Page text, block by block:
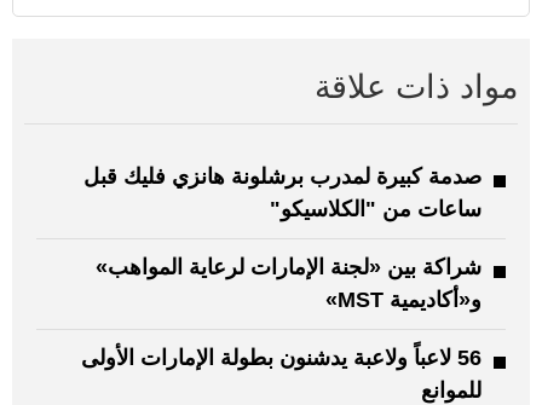
مواد ذات علاقة
صدمة كبيرة لمدرب برشلونة هانزي فليك قبل
ساعات من "الكلاسيكو"
شراكة بين «لجنة الإمارات لرعاية المواهب»
و«أكاديمية MST»
56 لاعباً ولاعبة يدشنون بطولة الإمارات الأولى
للموانع